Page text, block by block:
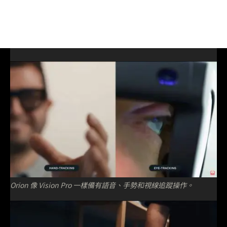
Orion 像 Vision Pro 一樣備有語音、手勢和視線追蹤操作。